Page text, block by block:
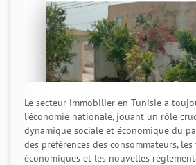
Le secteur immobilier en Tunisie a
l'économie nationale, jouant un rôle
dynamique sociale et économique du
des préférences des consommateurs,
économiques et les nouvelles